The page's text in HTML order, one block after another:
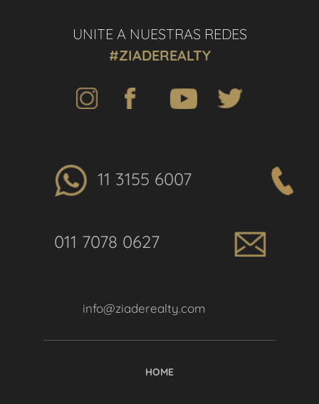
UNITE A NUESTRAS REDES
#ZIADEREALTY
11 3155 6007
011 7078 0627
info@ziaderealty.com
HOME